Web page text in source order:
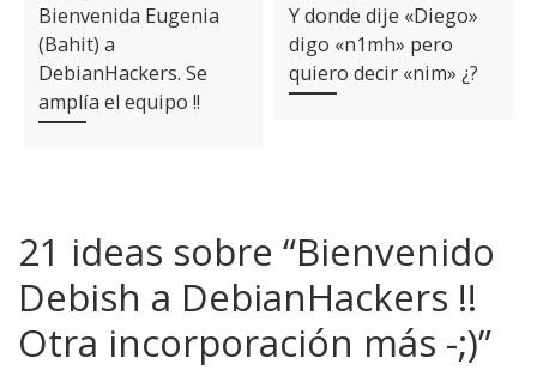
Bienvenida Eugenia
(Bahit) a
DebianHackers. Se
amplía el equipo !!
Y donde dije «Diego»
digo «n1mh» pero
quiero decir «nim» ¿?
21 ideas sobre “Bienvenido
Debish a DebianHackers !!
Otra incorporación más -;)”